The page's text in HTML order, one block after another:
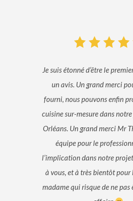
Je suis étonné d’être le
un avis. Un grand merci
fourni, nous pouvons enfin
cuisine sur-mesure dans
Orléans. Un grand merci Mr
équipe pour le
l’implication dans notre
à vous, et à très bientôt pour
madame qui risque de ne pas